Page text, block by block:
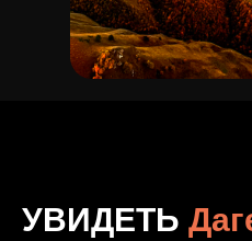
УВИДЕТЬ